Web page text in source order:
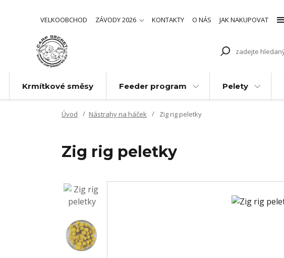
VELKOOBCHOD ZÁVODY 2026 KONTAKTY O NÁS JAK NAKUPOVAT
Krmítkové směsy Feeder program Pelety
Úvod Nástrahy na háček Zig rig peletky
Zig rig peletky